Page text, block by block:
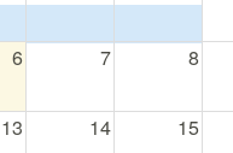
6 7 8
13 14 15